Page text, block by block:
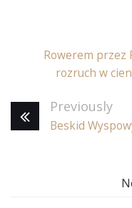
Rowerem przez
rozruch w
Previously
Beskid